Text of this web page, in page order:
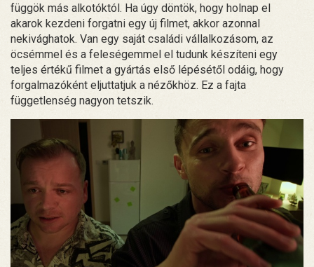
függök más alkotóktól. Ha úgy döntök, hogy holnap el
akarok kezdeni forgatni egy új filmet, akkor azonnal
nekivághatok. Van egy saját családi vállalkozásom, az
öcsémmel és a feleségemmel el tudunk készíteni egy
teljes értékű filmet a gyártás első lépésétől odáig, hogy
forgalmazóként eljuttatjuk a nézőkhöz. Ez a fajta
függetlenség nagyon tetszik.